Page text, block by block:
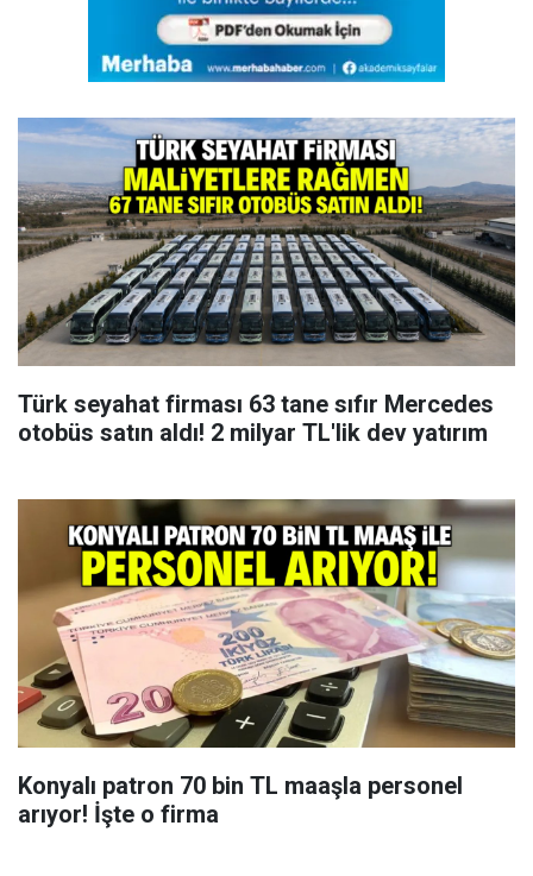
Türk seyahat firması 63 tane sıfır Mercedes
otobüs satın aldı! 2 milyar TL'lik dev yatırım
Konyalı patron 70 bin TL maaşla personel
arıyor! İşte o firma